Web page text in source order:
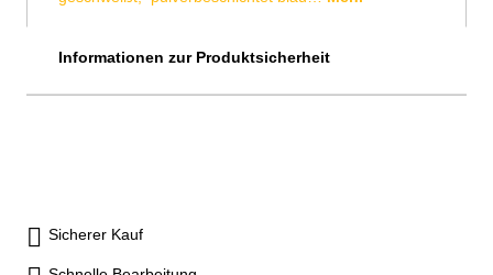
Informationen zur Produktsicherheit
Sicherer Kauf